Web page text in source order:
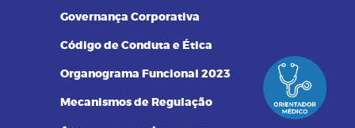
Governança Corporativa
Código de Conduta e Ética
Organograma Funcional 2023
Mecanismos de Regulação